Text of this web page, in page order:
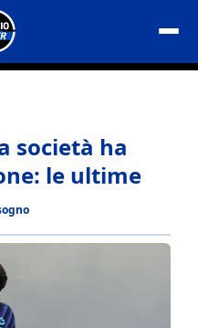
società ha
le ultime